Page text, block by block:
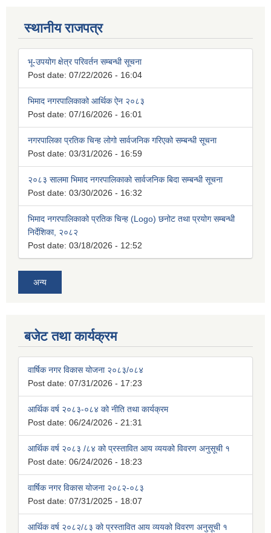
स्थानीय राजपत्र
भू-उपयोग क्षेत्र परिवर्तन सम्बन्धी सूचना
Post date: 07/22/2026 - 16:04
भिमाद नगरपालिकाको आर्थिक ऐन २०८३
Post date: 07/16/2026 - 16:01
नगरपालिका प्रतिक चिन्ह लोगो सार्वजनिक गरिएको सम्बन्धी सूचना
Post date: 03/31/2026 - 16:59
२०८३ सालमा भिमाद नगरपालिकाको सार्वजनिक बिदा सम्बन्धी सूचना
Post date: 03/30/2026 - 16:32
भिमाद नगरपालिकाको प्रतिक चिन्ह (Logo) छनोट तथा प्रयोग सम्बन्धी
निर्देशिका, २०८२
Post date: 03/18/2026 - 12:52
अन्य
बजेट तथा कार्यक्रम
वार्षिक नगर विकास योजना २०८३/०८४
Post date: 07/31/2026 - 17:23
आर्थिक वर्ष २०८३-०८४ को नीति तथा कार्यक्रम
Post date: 06/24/2026 - 21:31
आर्थिक वर्ष २०८३ /८४ को प्रस्तावित आय व्ययको विवरण अनुसूची १
Post date: 06/24/2026 - 18:23
वार्षिक नगर विकास योजना २०८२-०८३
Post date: 07/31/2025 - 18:07
आर्थिक वर्ष २०८२/८३ को प्रस्तावित आय व्ययको विवरण अनुसूची १